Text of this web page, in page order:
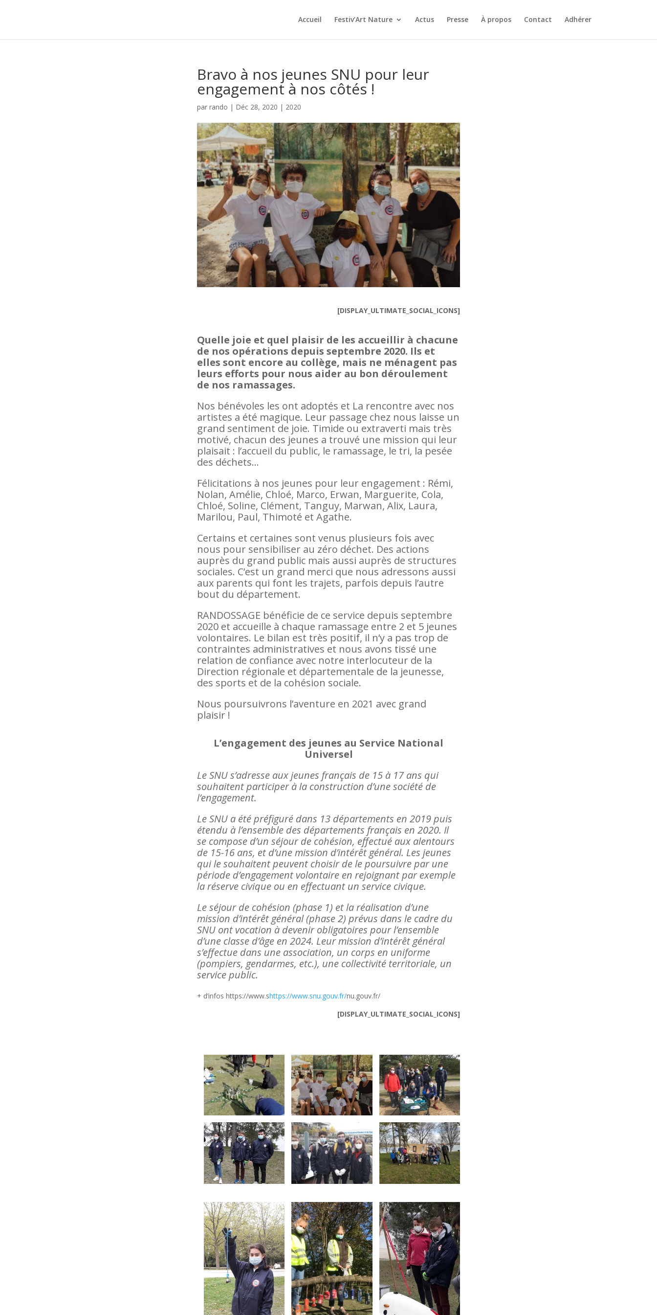
Accueil Festiv’Art Nature Actus Presse À propos Contact Adhérer
Bravo à nos jeunes SNU pour leur
engagement à nos côtés !
parrando | Déc 28, 2020 | 2020
[DISPLAY_ULTIMATE_SOCIAL_ICONS]
Quelle joie et quel plaisir de les accueillir à chacune
de nos opérations depuis septembre 2020. Ils et
elles sont encore au collège, mais ne ménagent pas
leurs efforts pour nous aider au bon déroulement
de nos ramassages.
Nos bénévoles les ont adoptés et La rencontre avec nos
artistes a été magique. Leur passage chez nous laisse un
grand sentiment de joie. Timide ou extraverti mais très
motivé, chacun des jeunes a trouvé une mission qui leur
plaisait : l’accueil du public, le ramassage, le tri, la pesée
des déchets…
Félicitations à nos jeunes pour leur engagement : Rémi,
Nolan, Amélie, Chloé, Marco, Erwan, Marguerite, Cola,
Chloé, Soline, Clément, Tanguy, Marwan, Alix, Laura,
Marilou, Paul, Thimoté et Agathe.
Certains et certaines sont venus plusieurs fois avec
nous pour sensibiliser au zéro déchet. Des actions
auprès du grand public mais aussi auprès de structures
sociales. C’est un grand merci que nous adressons aussi
aux parents qui font les trajets, parfois depuis l’autre
bout du département.
RANDOSSAGE bénéficie de ce service depuis septembre
2020 et accueille à chaque ramassage entre 2 et 5 jeunes
volontaires. Le bilan est très positif, il n’y a pas trop de
contraintes administratives et nous avons tissé une
relation de confiance avec notre interlocuteur de la
Direction régionale et départementale de la jeunesse,
des sports et de la cohésion sociale.
Nous poursuivrons l’aventure en 2021 avec grand
plaisir !
L’engagement des jeunes au Service National
Universel
Le SNU s’adresse aux jeunes français de 15 à 17 ans qui
souhaitent participer à la construction d’une société de
l’engagement.
Le SNU a été préfiguré dans 13 départements en 2019 puis
étendu à l’ensemble des départements français en 2020. Il
se compose d’un séjour de cohésion, effectué aux alentours
de 15-16 ans, et d’une mission d’intérêt général. Les jeunes
qui le souhaitent peuvent choisir de le poursuivre par une
période d’engagement volontaire en rejoignant par exemple
la réserve civique ou en effectuant un service civique.
Le séjour de cohésion (phase 1) et la réalisation d’une
mission d’intérêt général (phase 2) prévus dans le cadre du
SNU ont vocation à devenir obligatoires pour l’ensemble
d’une classe d’âge en 2024. Leur mission d’intérêt général
s’effectue dans une association, un corps en uniforme
(pompiers, gendarmes, etc.), une collectivité territoriale, un
service public.
+ d’infos https://www.shttps://www.snu.gouv.fr/nu.gouv.fr/
[DISPLAY_ULTIMATE_SOCIAL_ICONS]